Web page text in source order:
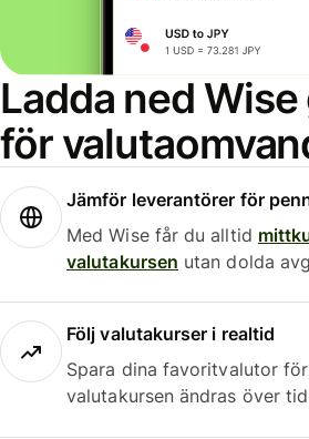
Ladda ned
för
Jämför leverantörer för
Med Wise får du alltid
valutakursen utan dolda
Följ valutakurser i realtid
Spara dina favoritvalutor
valutakursen ändras över